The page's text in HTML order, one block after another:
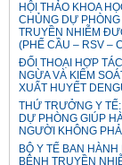
HỘI THẢO KHOA
CHỦNG DỰ PHÒNG
TRUYỀN NHIỄM
(PHẾ CẦU – RSV –
ĐỐI THOẠI HỢP
NGỪA VÀ KIỂM
XUẤT HUYẾT
THỨ TRƯỞNG Y
DỰ PHÒNG GIÚP
NGƯỜI KHÔNG
BỘ Y TẾ BAN
BỆNH TRUYỀN